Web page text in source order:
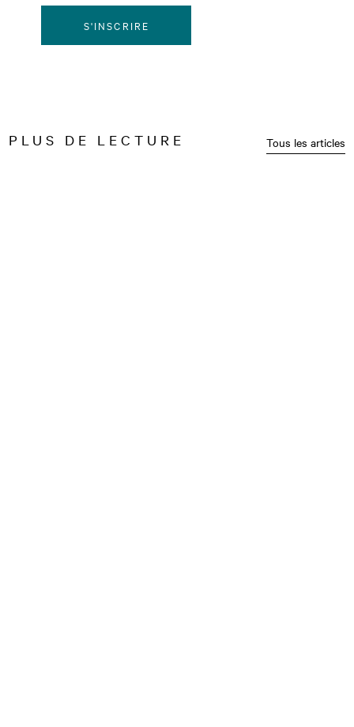
S'INSCRIRE
PLUS DE LECTURE Tous les articles